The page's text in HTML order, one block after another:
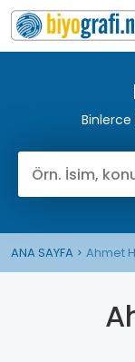
ANA SAYFA Ahmet